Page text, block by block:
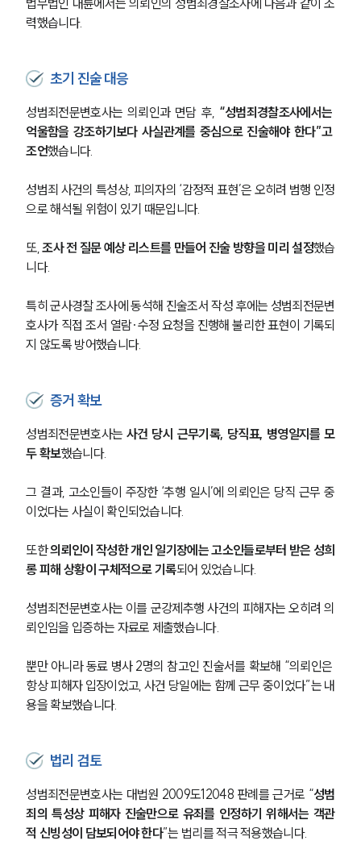
력했습니다.
초기 진술 대응
성범죄전문변호사는 의뢰인과 면담 후, “성범죄경찰조사에서는
억울함을 강조하기보다 사실관계를 중심으로 진술해야 한다”고
조언했습니다.
성범죄 사건의 특성상, 피의자의 ‘감정적 표현’은 오히려 범행 인정
으로 해석될 위험이 있기 때문입니다.
또, 조사 전 질문 예상 리스트를 만들어 진술 방향을 미리 설정했습
니다.
특히 군사경찰 조사에 동석해 진술조서 작성 후에는 성범죄전문변
호사가 직접 조서 열람·수정 요청을 진행해 불리한 표현이 기록되
지 않도록 방어했습니다.
증거 확보
성범죄전문변호사는 사건 당시 근무기록, 당직표, 병영일지를 모
두 확보했습니다.
그 결과, 고소인들이 주장한 ‘추행 일시’에 의뢰인은 당직 근무 중
이었다는 사실이 확인되었습니다.
또한 의뢰인이 작성한 개인 일기장에는 고소인들로부터 받은 성희
롱 피해 상황이 구체적으로 기록되어 있었습니다.
성범죄전문변호사는 이를 군강제추행 사건의 피해자는 오히려 의
뢰인임을 입증하는 자료로 제출했습니다.
뿐만 아니라 동료 병사 2명의 참고인 진술서를 확보해 “의뢰인은
항상 피해자 입장이었고, 사건 당일에는 함께 근무 중이었다”는 내
용을 확보했습니다.
법리 검토
성범죄전문변호사는 대법원 2009도12048 판례를 근거로 “성범
죄의 특성상 피해자 진술만으로 유죄를 인정하기 위해서는 객관
적 신빙성이 담보되어야 한다”는 법리를 적극 적용했습니다.